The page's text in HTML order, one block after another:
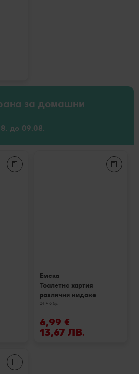
за домашни
до 09.08.
Емека
Тоалетна хартия
различни видове
24 + 6 бр.
6,99 €
13,67 ЛВ.